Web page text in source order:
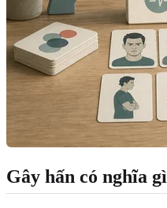
Gây hấn có nghĩa